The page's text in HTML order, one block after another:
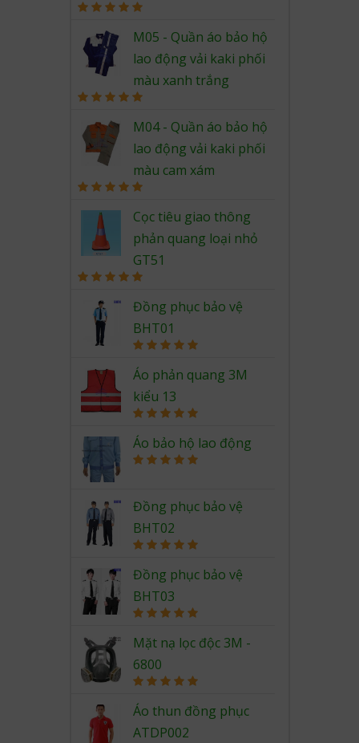
out of 5
M05 - Quần áo bảo hộ
lao động vải kaki phối
màu xanh trắng
out of 5
M04 - Quần áo bảo hộ
lao động vải kaki phối
màu cam xám
out of 5
Cọc tiêu giao thông
phản quang loại nhỏ
GT51
out of 5
Đồng phục bảo vệ
BHT01
out of 5
Áo phản quang 3M
kiểu 13
out of 5
Áo bảo hộ lao động
Đồng phục bảo vệ
BHT02
out of 5
Đồng phục bảo vệ
BHT03
out of 5
Mặt nạ lọc độc 3M -
6800
out of 5
Áo thun đồng phục
ATDP002